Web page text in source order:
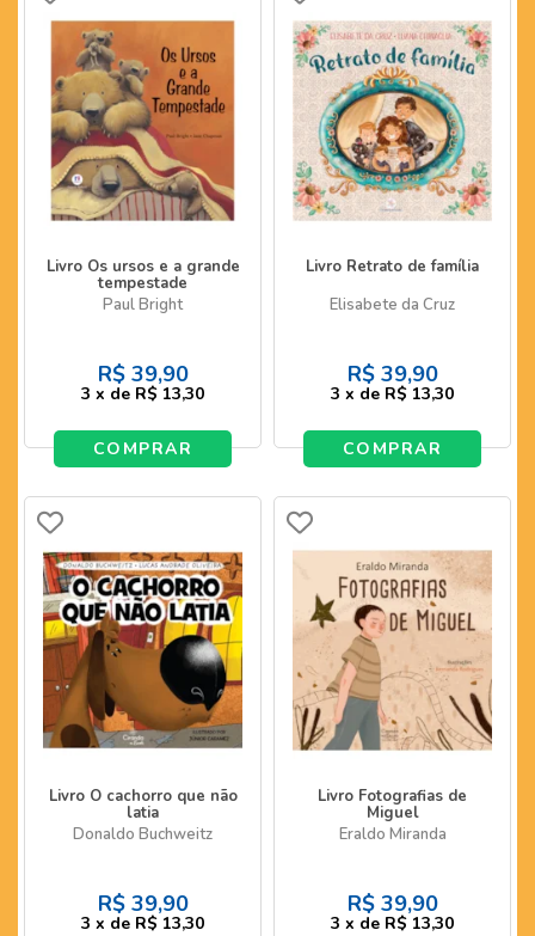
Livro Os ursos e a grande
tempestade
Paul Bright
R$ 39,90
3 x de R$ 13,30
COMPRAR
Livro Retrato de família
Elisabete da Cruz
R$ 39,90
3 x de R$ 13,30
COMPRAR
Livro O cachorro que não
latia
Donaldo Buchweitz
R$ 39,90
3 x de R$ 13,30
Livro Fotografias de
Miguel
Eraldo Miranda
R$ 39,90
3 x de R$ 13,30